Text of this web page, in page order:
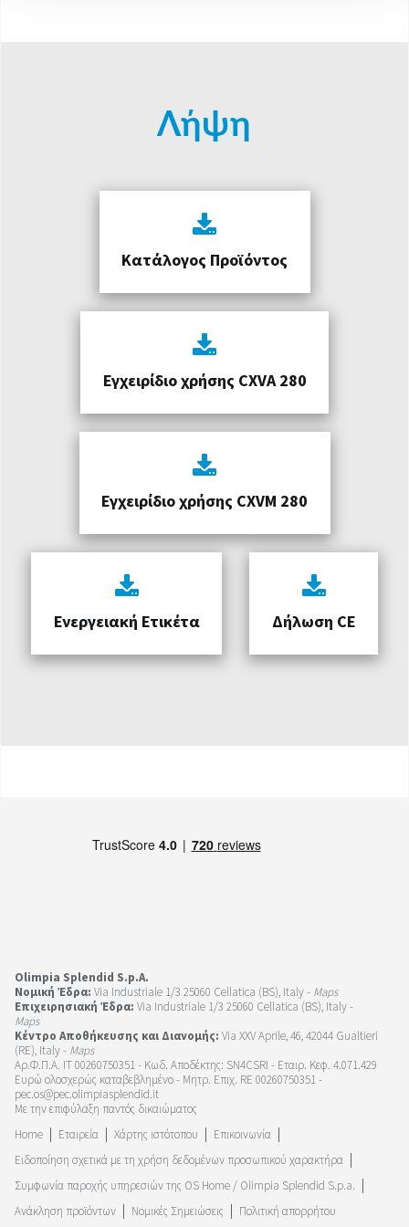
Λήψη
Κατάλογος Προϊόντος
Εγχειρίδιο χρήσης CXVA 280
Εγχειρίδιο χρήσης CXVM 280
Ενεργειακή Ετικέτα Δήλωση CE
Olimpia Splendid S.p.A.
Νομική Έδρα: Via Industriale 1/3 25060 Cellatica (BS), Italy - Maps
Επιχειρησιακή Έδρα: Via Industriale 1/3 25060 Cellatica (BS), Italy -
Maps
Κέντρο Αποθήκευσης και Διανομής: Via XXV Aprile, 46, 42044 Gualtieri
(RE), Italy - Maps
Αρ.Φ.Π.Α. IT 00260750351 - Κωδ. Αποδέκτης: SN4CSRI - Εταιρ. Κεφ. 4.071.429
Ευρώ ολοσχερώς καταβεβλημένο - Μητρ. Επιχ. RE 00260750351 -
pec.os@pec.olimpiasplendid.it
Με την επιφύλαξη παντός δικαιώματος
Home
Εταιρεία Χάρτης ιστότοπου
Επικοινωνία
Ειδοποίηση σχετικά με τη χρήση δεδομένων προσωπικού χαρακτήρα
Συμφωνία παροχής υπηρεσιών της OS Home / Olimpia Splendid S.p.a.
Ανάκληση προϊόντων
Νομικές Σημειώσεις Πολιτική απορρήτου